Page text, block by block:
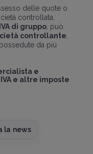
delle quote o
controllata,
di gruppo, può
controllante
da più
e
e altre imposte
la news